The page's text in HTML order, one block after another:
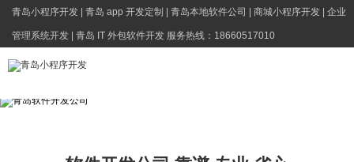
青岛小程序开发 | 青岛 app 开发定制 | 青岛本地软件公司 | 商城小程序开发 | 企业
管理系统开发 | 青岛 IT 外包软件开发 服务热线：18660517010